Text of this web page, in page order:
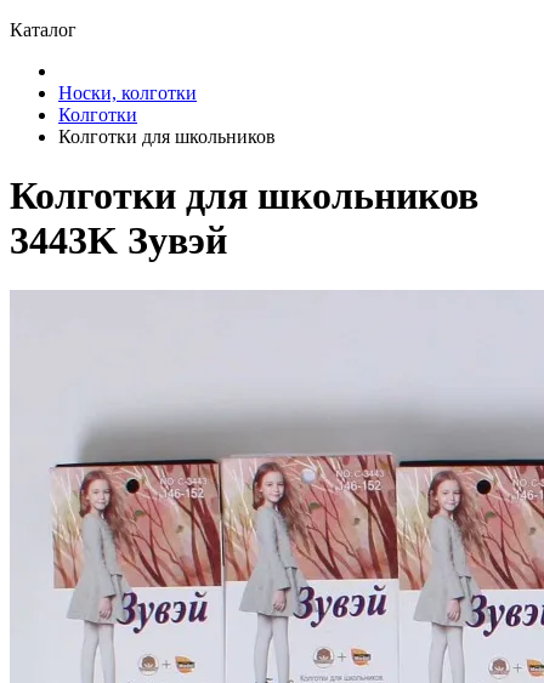
Каталог
Носки, колготки
Колготки
Колготки для школьников
Колготки для школьников
3443K Зувэй